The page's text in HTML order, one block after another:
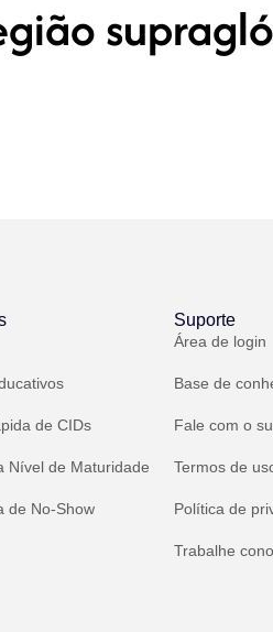
de CIDs
Nível de Maturidade
de No-Show
Suporte
Área de login
Base de
Fale com o
Termos de
Política de
Trabalhe